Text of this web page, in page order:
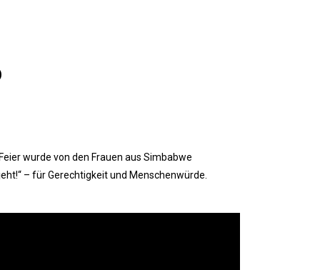
wurde von den Frauen aus Simbabwe
– für Gerechtigkeit und Menschenwürde.